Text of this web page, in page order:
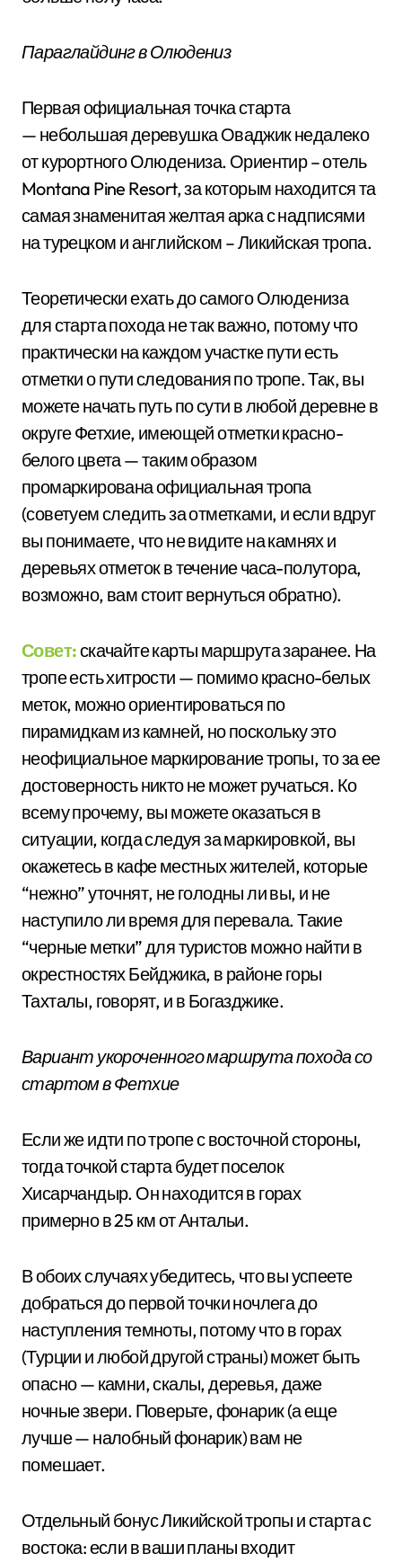
Параглайдинг в Олюдениз
Первая официальная точка старта
— небольшая деревушка Оваджик недалеко
от курортного Олюдениза. Ориентир – отель
Montana Pine Resort, за которым находится та
самая знаменитая желтая арка с надписями
на турецком и английском – Ликийская тропа.
Теоретически ехать до самого Олюдениза
для старта похода не так важно, потому что
практически на каждом участке пути есть
отметки о пути следования по тропе. Так, вы
можете начать путь по сути в любой деревне в
округе Фетхие, имеющей отметки красно-
белого цвета — таким образом
промаркирована официальная тропа
(советуем следить за отметками, и если вдруг
вы понимаете, что не видите на камнях и
деревьях отметок в течение часа-полутора,
возможно, вам стоит вернуться обратно).
Совет:скачайте карты маршрута заранее. На
тропе есть хитрости — помимо красно-белых
меток, можно ориентироваться по
пирамидкам из камней, но поскольку это
неофициальное маркирование тропы, то за ее
достоверность никто не может ручаться. Ко
всему прочему, вы можете оказаться в
ситуации, когда следуя за маркировкой, вы
окажетесь в кафе местных жителей, которые
“нежно” уточнят, не голодны ли вы, и не
наступило ли время для перевала. Такие
“черные метки” для туристов можно найти в
окрестностях Бейджика, в районе горы
Тахталы, говорят, и в Богазджике.
Вариант укороченного маршрута похода со
стартом в Фетхие
Если же идти по тропе с восточной стороны,
тогда точкой старта будет поселок
Хисарчандыр. Он находится в горах
примерно в 25 км от Антальи.
В обоих случаях убедитесь, что вы успеете
добраться до первой точки ночлега до
наступления темноты, потому что в горах
(Турции и любой другой страны) может быть
опасно — камни, скалы, деревья, даже
ночные звери. Поверьте, фонарик (а еще
лучше — налобный фонарик) вам не
помешает.
Отдельный бонус Ликийской тропы и старта с
востока: если в ваши планы входит